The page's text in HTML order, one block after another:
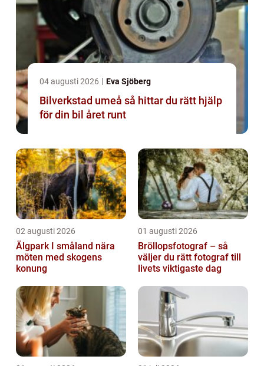
04 augusti 2026 Eva Sjöberg
Bilverkstad umeå så hittar du rätt hjälp
för din bil året runt
02 augusti 2026
Älgpark I småland nära
möten med skogens
konung
01 augusti 2026
Bröllopsfotograf – så
väljer du rätt fotograf till
livets viktigaste dag